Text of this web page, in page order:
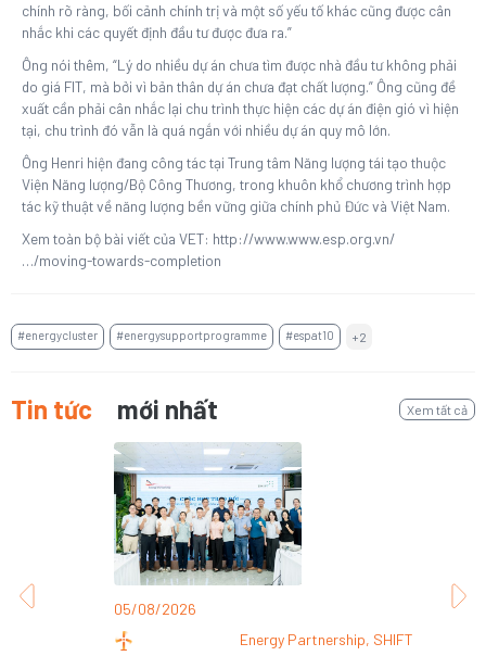
chính rõ ràng, bối cảnh chính trị và một số yếu tố khác cũng được cân
nhắc khi các quyết định đầu tư được đưa ra.”
Ông nói thêm, “Lý do nhiều dự án chưa tìm được nhà đầu tư không phải
do giá FIT, mà bởi vì bản thân dự án chưa đạt chất lượng.” Ông cũng đề
xuất cần phải cân nhắc lại chu trình thực hiện các dự án điện gió vì hiện
tại, chu trình đó vẫn là quá ngắn với nhiều dự án quy mô lớn.
Ông Henri hiện đang công tác tại Trung tâm Năng lượng tái tạo thuộc
Viện Năng lượng/Bộ Công Thương, trong khuôn khổ chương trình hợp
tác kỹ thuật về năng lượng bền vững giữa chính phủ Đức và Việt Nam.
Xem toàn bộ bài viết của VET: http://www.www.esp.org.vn/
…/moving-towards-completion
#energycluster #energysupportprogramme #espat10 +2
Tin tức mới nhất Xem tất cả
05/08/2026
Energy Partnership,SHIFT